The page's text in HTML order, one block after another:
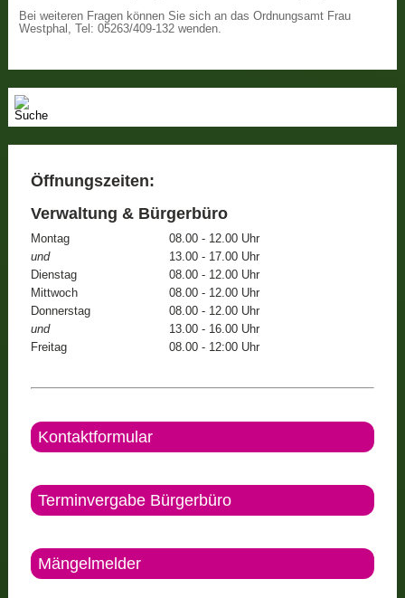
Bei weiteren Fragen können Sie sich an das Ordnungsamt Frau
Westphal, Tel: 05263/409-132 wenden.
Öffnungszeiten:
Verwaltung & Bürgerbüro
Montag
08.00 - 12.00 Uhr
und
13.00 - 17.00 Uhr
Dienstag
08.00 - 12.00 Uhr
Mittwoch
08.00 - 12.00 Uhr
Donnerstag
08.00 - 12.00 Uhr
und
13.00 - 16.00 Uhr
Freitag
08.00 - 12:00 Uhr
Kontaktformular
Terminvergabe Bürgerbüro
Mängelmelder